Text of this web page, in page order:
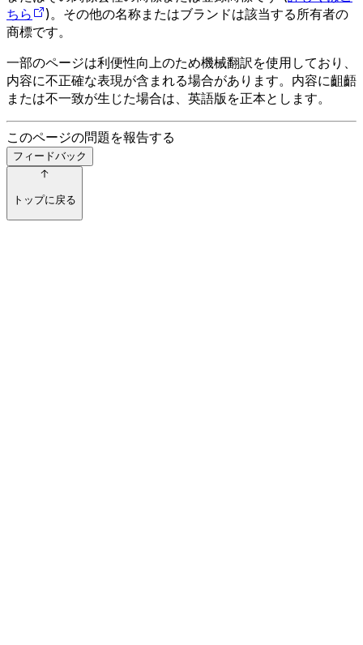
ちら
)。その他の名称またはブランドは該当する所有者の
商標です。
一部のページは利便性向上のため機械翻訳を使用しており、
内容に不正確な表現が含まれる場合があります。内容に齟齬
または不一致が生じた場合は、英語版を正本とします。
このページの問題を報告する
フィードバック
トップに戻る